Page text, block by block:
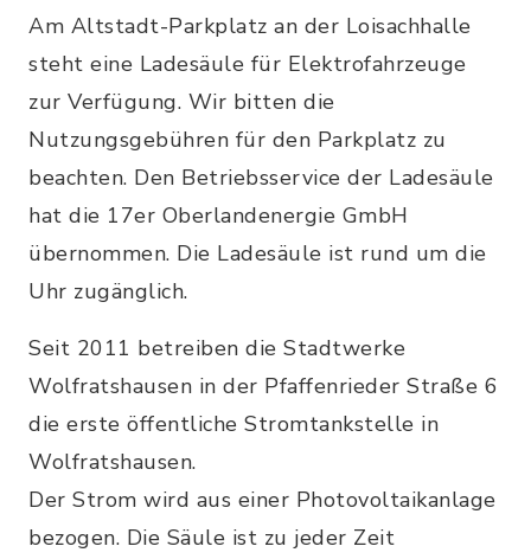
Am Altstadt-Parkplatz an der Loisachhalle
steht eine Ladesäule für Elektrofahrzeuge
zur Verfügung. Wir bitten die
Nutzungsgebühren für den Parkplatz zu
beachten. Den Betriebsservice der Ladesäule
hat die 17er Oberlandenergie GmbH
übernommen. Die Ladesäule ist rund um die
Uhr zugänglich.
Seit 2011 betreiben die Stadtwerke
Wolfratshausen in der Pfaffenrieder Straße 6
die erste öffentliche Stromtankstelle in
Wolfratshausen.
Der Strom wird aus einer Photovoltaikanlage
bezogen. Die Säule ist zu jeder Zeit